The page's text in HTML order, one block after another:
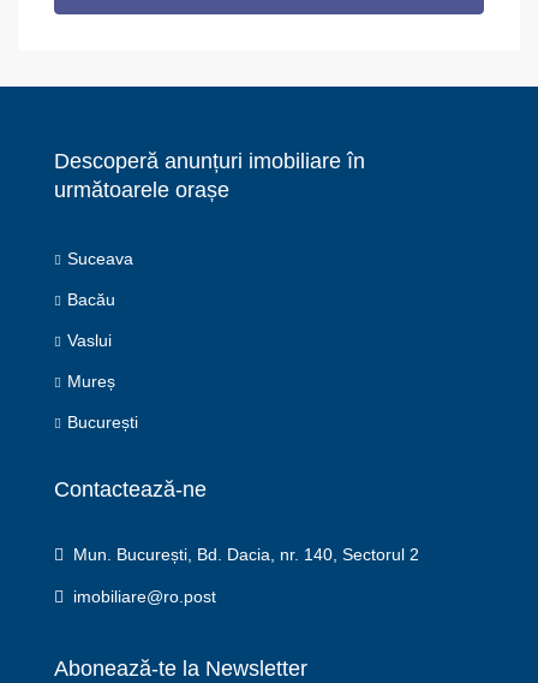
Descoperă anunțuri imobiliare în
următoarele orașe
Suceava
Bacău
Vaslui
Mureș
București
Contactează-ne
Mun. București, Bd. Dacia, nr. 140, Sectorul 2
imobiliare@ro.post
Abonează-te la Newsletter